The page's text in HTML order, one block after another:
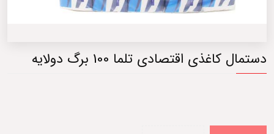
دستمال کاغذی اقتصادی تلما 100 برگ دولایه